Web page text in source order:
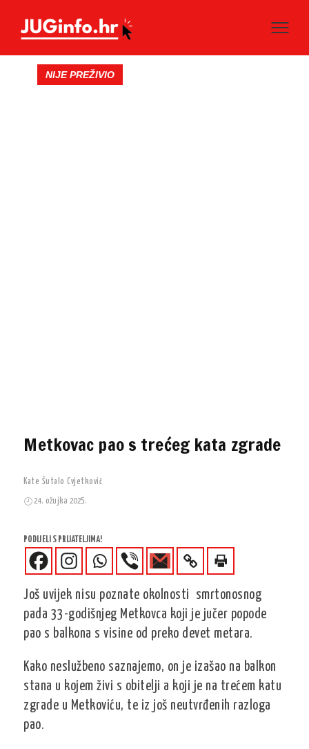
NIJE PREŽIVIO
Metkovac pao s trećeg kata zgrade
Kate Šutalo Cvjetković
24. ožujka 2025.
PODIJELI S PRIJATELJIMA!
Još uvijek nisu poznate okolnosti smrtonosnog
pada 33-godišnjeg Metkovca koji je jučer popode
pao s balkona s visine od preko devet metara.
Kako neslužbeno saznajemo, on je izašao na balkon
stana u kojem živi s obitelji a koji je na trećem katu
zgrade u Metkoviću, te iz još neutvrđenih razloga
pao.